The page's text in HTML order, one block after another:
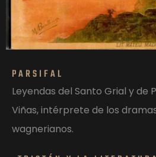
PARSIFAL
Leyendas del Santo Grial y de
Viñas, intérprete de los
wagnerianos.